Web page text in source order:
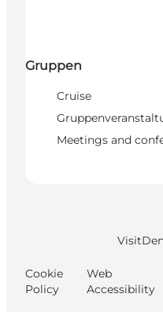
Gruppen
Cruise
Meetings and
Cookie
Policy
Web
Accessibility